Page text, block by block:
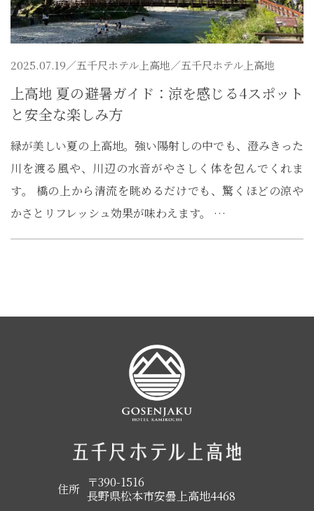
2025.07.19／五千尺ホテル上高地／五千尺ホテル上高地
上高地 夏の避暑ガイド：涼を感じる4スポット
と安全な楽しみ方
緑が美しい夏の上高地。強い陽射しの中でも、澄みきった
川を渡る風や、川辺の水音がやさしく体を包んでくれま
す。 橋の上から清流を眺めるだけでも、驚くほどの涼や
かさとリフレッシュ効果が味わえます。 …
住所
〒390-1516
長野県松本市安曇上高地4468